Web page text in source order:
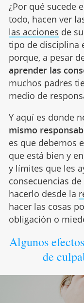
¿Por qué sucede
todo, hacen ver
las acciones de
tipo de disciplina
porque, a pesar
aprender las
muchos padres
medio de
Y aquí es donde
mismo
es que debemos
que está bien y
y límites que les
consecuencias
hacerlo desde la
hacer las cosas
obligación o
Algunos
de